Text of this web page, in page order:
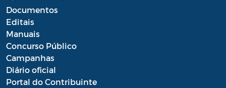
Documentos
Editais
Manuais
Concurso Público
Campanhas
Diário oficial
Portal do Contribuinte